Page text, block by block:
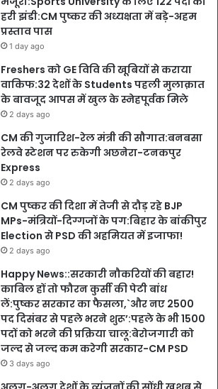
हरी झंडी:CM पुष्कर की अध्यक्षता में बड़े-अहम
प्रस्ताव पास
1 day ago
Freshers को GE विवि की खूबियों से कराया
वाकिफ:32 देशों के Students पहली मुलाक़ात
के बावजूद आपस में खुल के स्नेहपूर्वक मिले
2 days ago
CM की गुजारिश-रेल मंत्री की सौगात:बनबसा
रेलवे स्टेशन पर रुकेगी अछनेरा-टनकपुर
Express
2 days ago
CM पुष्कर की दिशा में तेजी से दौड़ रहे BJP
MPs-मंत्रियों-दिग्गजों के पग:बिहार के बांकीपुर
Election से PSD की अहमियत में इजाफा!
2 days ago
Happy News::सरकारी नौकरियों की बहार!
काबिल हों तो फौरन कुर्सी की पेटी बांध
लें:पुष्कर सरकार का फैसला,`और नए 2500
पद दिसंबर से पहले भरने शुरू’:पहले के भी 1500
पदों को भरने की प्रक्रिया चालू:बेरोजगारी को
जल्द से जल्द कम करेगी सरकार-CM PSD
3 days ago